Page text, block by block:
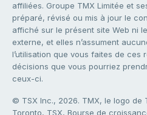
affiliées. Groupe TMX Limitée et
préparé, révisé ou mis à jour le
affiché sur le présent site Web ni
externe, et elles n’assument
l’utilisation que vous faites de ces
décisions que vous pourriez
ceux-ci.
© TSX Inc., 2026. TMX, le logo de
Toronto, TSX, Bourse de